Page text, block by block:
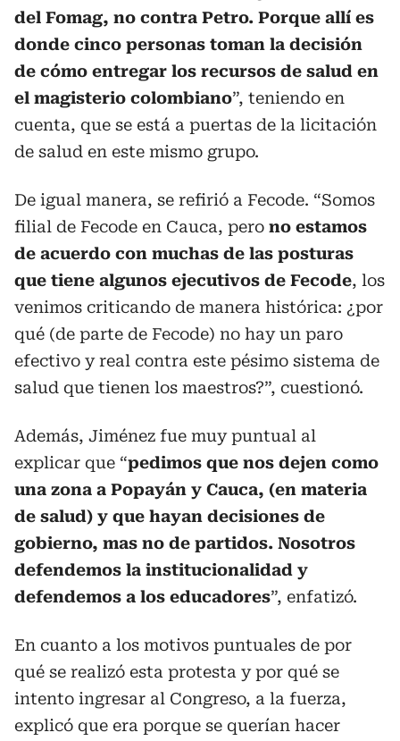
del Fomag, no contra Petro. Porque allí es
donde cinco personas toman la decisión
de cómo entregar los recursos de salud en
el magisterio colombiano”, teniendo en
cuenta, que se está a puertas de la licitación
de salud en este mismo grupo.
De igual manera, se refirió a Fecode. “Somos
filial de Fecode en Cauca, pero no estamos
de acuerdo con muchas de las posturas
que tiene algunos ejecutivos de Fecode, los
venimos criticando de manera histórica: ¿por
qué (de parte de Fecode) no hay un paro
efectivo y real contra este pésimo sistema de
salud que tienen los maestros?”, cuestionó.
Además, Jiménez fue muy puntual al
explicar que “pedimos que nos dejen como
una zona a Popayán y Cauca, (en materia
de salud) y que hayan decisiones de
gobierno, mas no de partidos. Nosotros
defendemos la institucionalidad y
defendemos a los educadores”, enfatizó.
En cuanto a los motivos puntuales de por
qué se realizó esta protesta y por qué se
intento ingresar al Congreso, a la fuerza,
explicó que era porque se querían hacer